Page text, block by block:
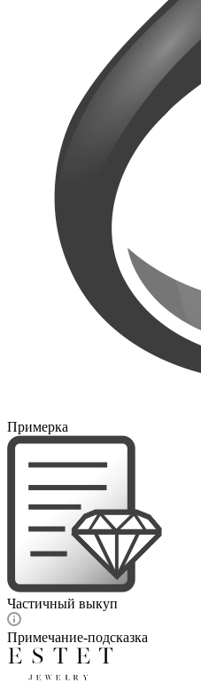
Примерка
Частичный выкуп
Примечание-подсказка